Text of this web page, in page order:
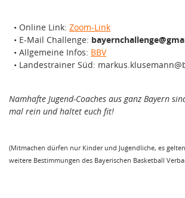
• Online Link: Zoom-Link
• E-Mail Challenge:
• Allgemeine Infos: BBV
• Landestrainer Süd:
Namhafte Jugend-Coaches aus ganz Bayern
mal rein und haltet euch fit!
(Mitmachen dürfen nur Kinder und Jugendliche, es
weitere Bestimmungen des Bayerischen Basketball